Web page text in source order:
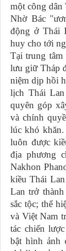
một công
Nhờ Bác
động ở Thái
huy cho tới
Tại trung
lưu giữ Tháp
niệm dịp hồi
lịch Thái
quyên góp
và chính
lúc khó
luôn được
địa phương
Nakhon
kiều Thái
Lan trở
sắc tộc; thể
và Việt Nam
tác chiến
bật hình ảnh